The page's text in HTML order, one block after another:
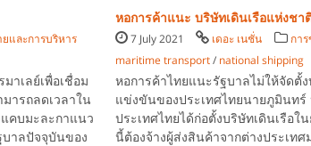
และการบริหาร
าเลย์เพื่อเชื่อม
ารถลดเวลาใน
คบมะละกาแนว
าลปัจจุบันของ
หอการค้าแนะ บริษัทเดินเรือแห่งช
7 July 2021 เดอะ เนชั่น
กา
maritime transport/ national shipping
หอการค้าไทยแนะรัฐบาลไม่ให้จัดตั้
แข่งขันของประเทศไทยนายภูมินทร์
ประเทศไทยได้ก่อตั้งบริษัทเดินเรือ
นี้ต้องจ้างผู้ส่งสินค้าจากต่างประเทศ